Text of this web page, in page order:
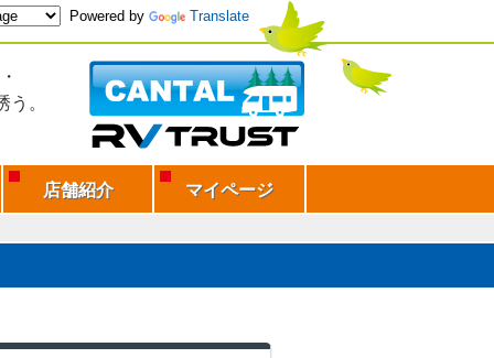
。
Powered by Translate
店舗紹介 マイページ